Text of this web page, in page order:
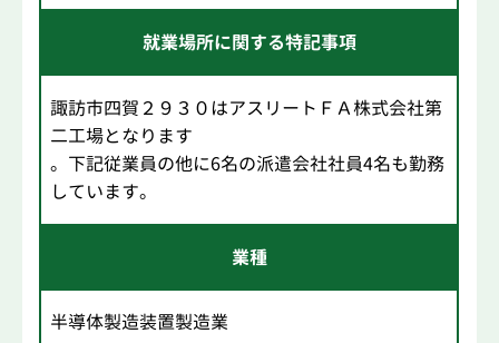
就業場所に関する特記事項
諏訪市四賀２９３０はアスリートＦＡ株式会社第
二工場となります
。下記従業員の他に6名の派遣会社社員4名も勤務
しています。
業種
半導体製造装置製造業